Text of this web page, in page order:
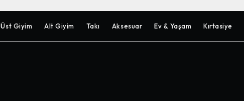
Üst Giyim Alt Giyim Takı Aksesuar Ev & Yaşam Kırtasiye